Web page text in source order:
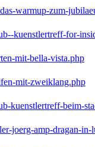
warmup-zum-
kuenstlertreff-for-
mit-bella-vista.php
mit-zweiklang.php
kuenstlertreff-beim-
joerg-amp-dragan-in-